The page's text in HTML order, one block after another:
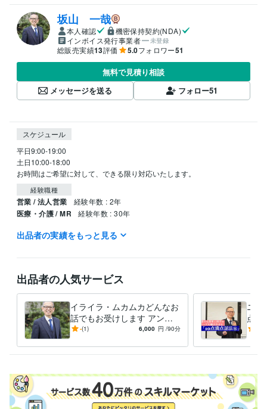
坂山 一哉
本人確認
機密保持契約(NDA)
インボイス発行事業者
未登録
総販売実績13評価 5.0フォロワー51
無料で見積り相談
メッセージを送る
フォロー51
スケジュール
平日9:00-19:00
土日10:00-18:00
お時間はご希望に対して、できる限り対応いたします。
経験職種
営業 / 法人営業 経験年数 : 2年
医療・介護 / MR 経験年数 : 30年
職歴
ベストプラクティス賞 ワールドベストマネージャー
とは何？ コミュニケーションの取り方を知りたい
資格・検定
メンタルヘルスマネジメント検定 取得年 : 2021年
得意分野
営業 人材育成
悩み相談・カウンセリング 怒りに対するコンサルタント
営業 管理職 人材育成 家庭 アンガーマネジメント
出品者の実績をもっと見る
出品者の人気サービス
イライラ・ムカムカどんなお
話でもお受けします アンガ
ーマネジメントコンサルタン
す
-(1) 6,000 円 /90分
ニー
点話
ニー
う。